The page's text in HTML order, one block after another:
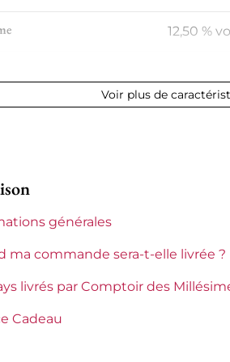
12,50 %
Parfait
Voir plus de
générales
ma commande sera-t-elle livrée ?
livrés par Comptoir des
Cadeau